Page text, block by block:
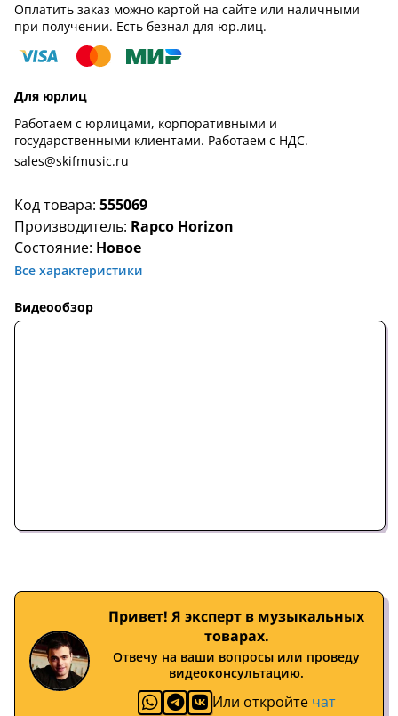
Код товара: 555069
Производитель: Rapco Horizon
Состояние: Новое
Все характеристики
Видеообзор
Оплатить заказ можно картой на сайте или наличными
при получении. Есть безнал для юр.лиц.
Для юрлиц
Работаем с юрлицами, корпоративными и
государственными клиентами. Работаем с НДС.
sales@skifmusic.ru
Привет! Я эксперт в музыкальных
товарах.
Отвечу на ваши вопросы или проведу
видеоконсультацию.
Или откройте чат